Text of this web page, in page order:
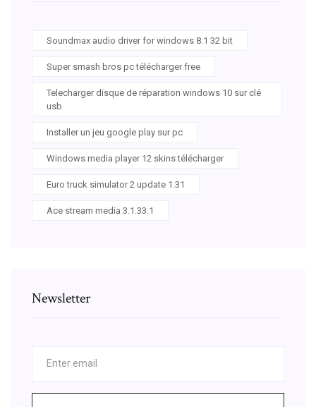
Soundmax audio driver for windows 8.1 32 bit
Super smash bros pc télécharger free
Telecharger disque de réparation windows 10 sur clé
usb
Installer un jeu google play sur pc
Windows media player 12 skins télécharger
Euro truck simulator 2 update 1.31
Ace stream media 3.1.33.1
Newsletter